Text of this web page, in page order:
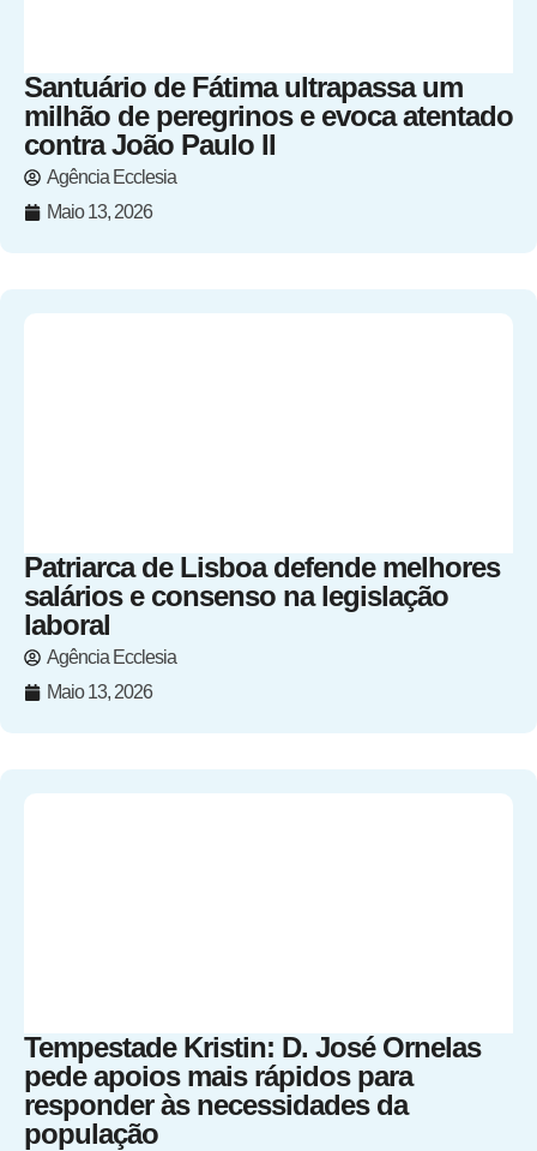
Santuário de Fátima ultrapassa um
milhão de peregrinos e evoca atentado
contra João Paulo II
Agência Ecclesia
Maio 13, 2026
Patriarca de Lisboa defende melhores
salários e consenso na legislação
laboral
Agência Ecclesia
Maio 13, 2026
Tempestade Kristin: D. José Ornelas
pede apoios mais rápidos para
responder às necessidades da
população